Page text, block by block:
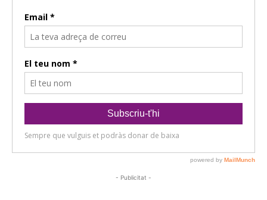
- Publicitat -